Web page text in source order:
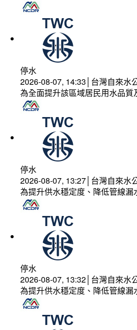
停水
2026-08-07, 14:33│台灣自來水
為全面提升該區域居民用水品
停水
2026-08-07, 13:27│台灣自來水
為提升供水穩定度、降低管線
停水
2026-08-07, 13:32│台灣自來水
為提升供水穩定度、降低管線